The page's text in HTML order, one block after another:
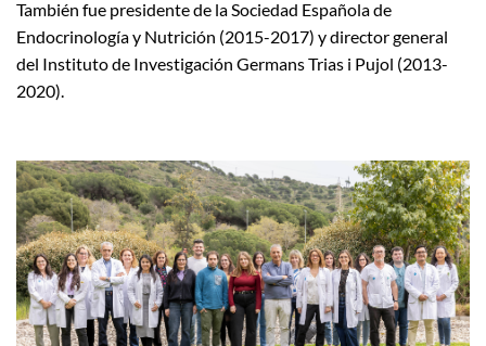
También fue presidente de la Sociedad Española de
Endocrinología y Nutrición (2015-2017) y director general
del Instituto de Investigación Germans Trias i Pujol (2013-
2020).